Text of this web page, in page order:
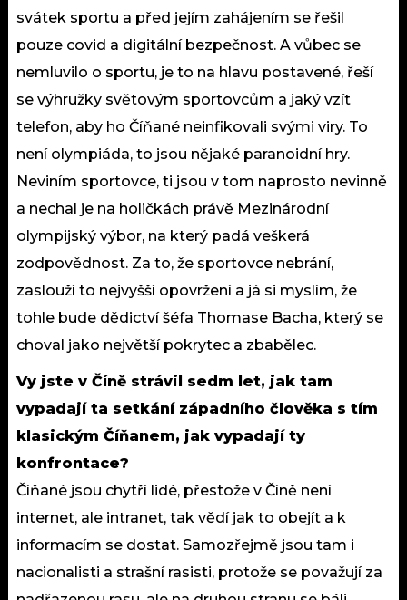
svátek sportu a před jejím zahájením se řešil
pouze covid a digitální bezpečnost. A vůbec se
nemluvilo o sportu, je to na hlavu postavené, řeší
se výhružky světovým sportovcům a jaký vzít
telefon, aby ho Číňané neinfikovali svými viry. To
není olympiáda, to jsou nějaké paranoidní hry.
Neviním sportovce, ti jsou v tom naprosto nevinně
a nechal je na holičkách právě Mezinárodní
olympijský výbor, na který padá veškerá
zodpovědnost. Za to, že sportovce nebrání,
zaslouží to nejvyšší opovržení a já si myslím, že
tohle bude dědictví šéfa Thomase Bacha, který se
choval jako největší pokrytec a zbabělec.
Vy jste v Číně strávil sedm let, jak tam
vypadají ta setkání západního člověka s tím
klasickým Číňanem, jak vypadají ty
konfrontace?
Číňané jsou chytří lidé, přestože v Číně není
internet, ale intranet, tak vědí jak to obejít a k
informacím se dostat. Samozřejmě jsou tam i
nacionalisti a strašní rasisti, protože se považují za